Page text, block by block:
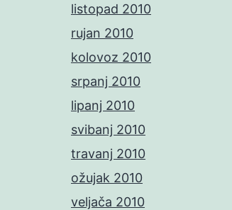
listopad 2010
rujan 2010
kolovoz 2010
srpanj 2010
lipanj 2010
svibanj 2010
travanj 2010
ožujak 2010
veljača 2010